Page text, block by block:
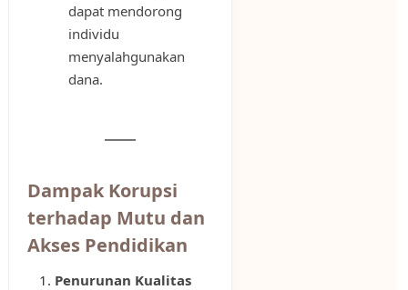
dapat mendorong
individu
menyalahgunakan
dana.
Dampak Korupsi
terhadap Mutu dan
Akses Pendidikan
Penurunan Kualitas